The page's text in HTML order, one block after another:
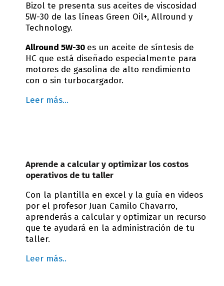
Bizol te presenta sus aceites de viscosidad
5W-30 de las líneas Green Oil+, Allround y
Technology.
Allround 5W-30 es un aceite de síntesis de
HC que está diseñado especialmente para
motores de gasolina de alto rendimiento
con o sin turbocargador.
Leer más…
Aprende a calcular y optimizar los costos
operativos de tu taller
Con la plantilla en excel y la guía en videos
por el profesor Juan Camilo Chavarro,
aprenderás a calcular y optimizar un recurso
que te ayudará en la administración de tu
taller.
Leer más..